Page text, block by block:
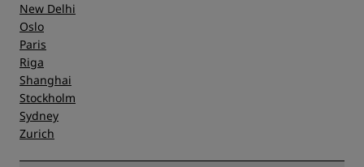
New Delhi
Oslo
Paris
Riga
Shanghai
Stockholm
Sydney
Zurich